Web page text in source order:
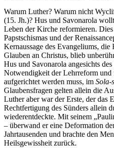
Warum Luther? Warum nicht
(15. Jh.)? Hus und Savonarola
Leben der Kirche reformieren.
Papstschismas und der
Kernaussage des Evangeliums,
Glauben an Christus, blieb
Hus und Savonarola angesichts
Notwendigkeit der Lehrreform und
aufgerichtet werden muss, im Sola-
Glaubensfragen gelten allein die
Luther aber war der Erste, der das
Rechtfertigung des Sünders allein
wiederentdeckte. Mit seinem
– überwand er eine Deformation
Jahrtausenden und brachte den
Heilsgewissheit zurück.